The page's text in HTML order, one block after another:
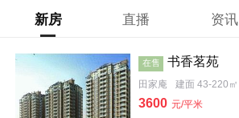
新房 直播 资讯
在售 书香茗苑
田家庵 建面 43-220㎡
3600 元/平米